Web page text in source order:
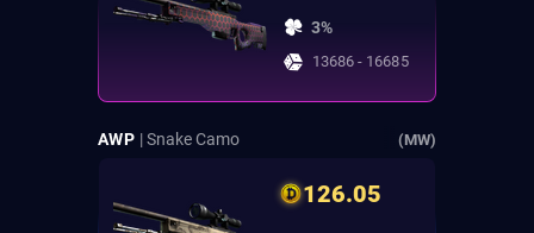
3%
13686 - 16685
AWP | Snake Camo (MW)
126.05